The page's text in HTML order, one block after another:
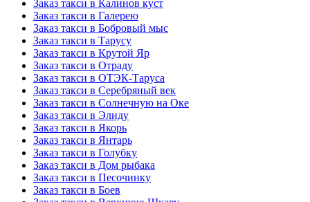
Заказ такси в Калинов куст
Заказ такси в Галерею
Заказ такси в Бобровый мыс
Заказ такси в Тарусу
Заказ такси в Крутой Яр
Заказ такси в Отраду
Заказ такси в ОТЭК-Таруса
Заказ такси в Серебряный век
Заказ такси в Солнечную на Оке
Заказ такси в Элиду
Заказ такси в Якорь
Заказ такси в Янтарь
Заказ такси в Голубку
Заказ такси в Дом рыбака
Заказ такси в Песочинку
Заказ такси в Боев